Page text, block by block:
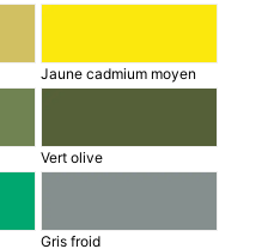
Jaune cadmium moyen
Vert olive
Gris froid